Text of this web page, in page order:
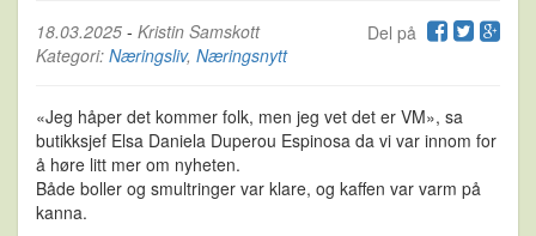
Del på
18.03.2025 - Kristin Samskott
Kategori: Næringsliv, Næringsnytt
«Jeg håper det kommer folk, men jeg vet det er VM», sa
butikksjef Elsa Daniela Duperou Espinosa da vi var innom for
å høre litt mer om nyheten.
Både boller og smultringer var klare, og kaffen var varm på
kanna.